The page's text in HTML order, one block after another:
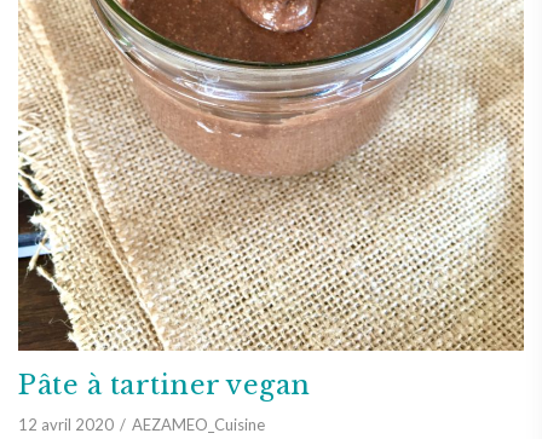
Pâte à tartiner vegan
12 avril 2020 AEZAMEO_Cuisine